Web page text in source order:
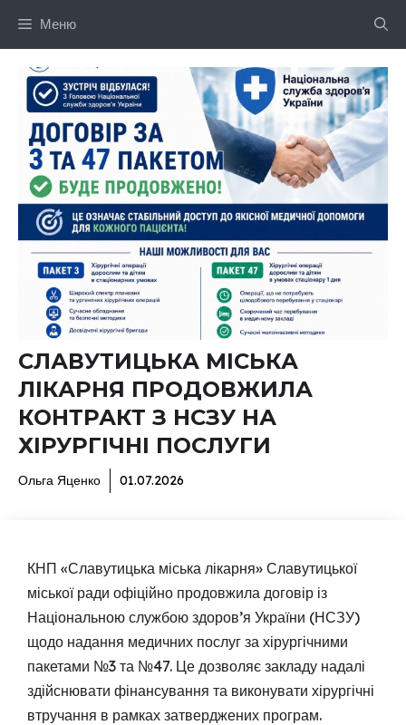
Меню
СЛАВУТИЦЬКА МІСЬКА
ЛІКАРНЯ ПРОДОВЖИЛА
КОНТРАКТ З НСЗУ НА
ХІРУРГІЧНІ ПОСЛУГИ
Ольга Яценко 01.07.2026
КНП «Славутицька міська лікарня» Славутицької
міської ради офіційно продовжила договір із
Національною службою здоров’я України (НСЗУ)
щодо надання медичних послуг за хірургічними
пакетами №3 та №47. Це дозволяє закладу надалі
здійснювати фінансування та виконувати хірургічні
втручання в рамках затверджених програм.